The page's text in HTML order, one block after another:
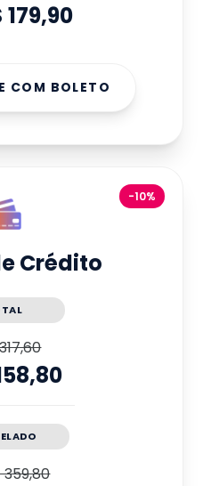
179,90
COM BOLETO
-10%
Crédito
359,80